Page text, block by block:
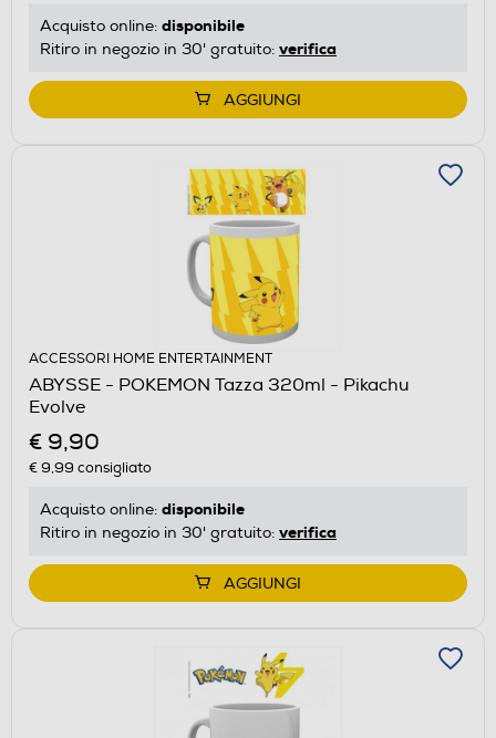
Acquisto online: disponibile
Ritiro in negozio in 30' gratuito: verifica
AGGIUNGI
ACCESSORI HOME ENTERTAINMENT
ABYSSE - POKEMON Tazza 320ml - Pikachu
Evolve
€ 9,90
€ 9,99 consigliato
Acquisto online: disponibile
Ritiro in negozio in 30' gratuito: verifica
AGGIUNGI